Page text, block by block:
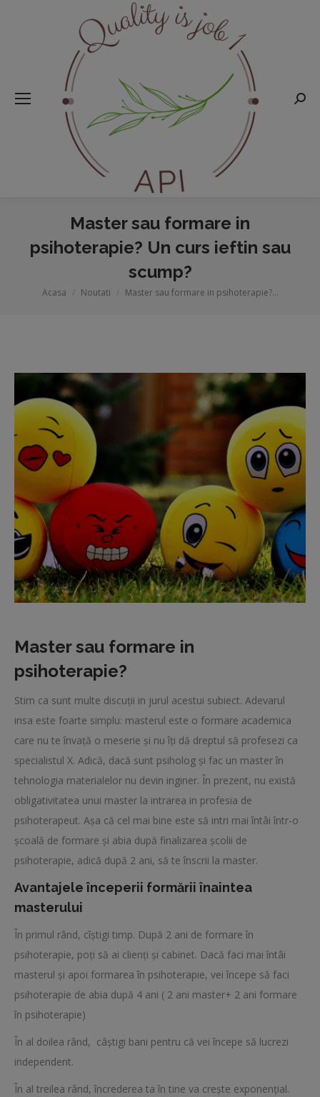
Master sau formare in
psihoterapie? Un curs ieftin sau
scump?
You are here:
Acasa Noutati Master sau formare in psihoterapie?…
Master sau formare in
psihoterapie?
Stim ca sunt multe discuții in jurul acestui subiect. Adevarul
insa este foarte simplu: masterul este o formare academica
care nu te învață o meserie și nu îți dă dreptul să profesezi ca
specialistul X. Adică, dacă sunt psiholog și fac un master în
tehnologia materialelor nu devin inginer. În prezent, nu există
obligativitatea unui master la intrarea in profesia de
psihoterapeut. Așa că cel mai bine este să intri mai întâi într-o
școală de formare și abia după finalizarea școlii de
psihoterapie, adică după 2 ani, să te înscrii la master.
Avantajele începerii formării înaintea
masterului
În primul rând, cîștigi timp. După 2 ani de formare în
psihoterapie, poți să ai clienți și cabinet. Dacă faci mai întâi
masterul și apoi formarea în psihoterapie, vei începe să faci
psihoterapie de abia după 4 ani ( 2 ani master+ 2 ani formare
în psihoterapie)
În al doilea rând, câștigi bani pentru că vei începe să lucrezi
independent.
În al treilea rând, încrederea ta în tine va crește exponențial.